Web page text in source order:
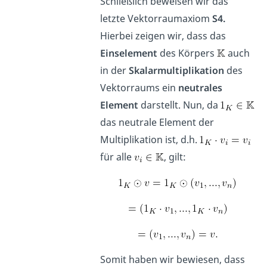
letzte Vektorraumaxiom S4.
Hierbei zeigen wir, dass das
Einselement des Körpers
auch
in derSkalarmultiplikation des
Vektorraums ein neutrales
Element darstellt. Nun, da
das neutrale Element der
Multiplikation ist, d.h.
für alle
, gilt:
Somit haben wir bewiesen, dass